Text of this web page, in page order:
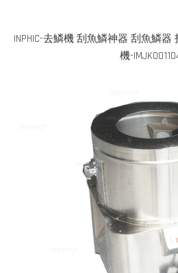
INPHIC-去鱗機 刮魚鱗神器 刮魚鱗
機-